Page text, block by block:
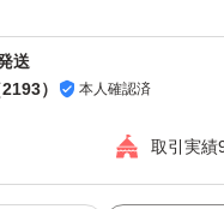
送
2193） 本人確認済
取引実績